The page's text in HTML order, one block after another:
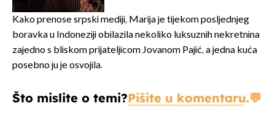
Kako prenose srpski mediji, Marija je tijekom posljednjeg
boravka u Indoneziji obilazila nekoliko luksuznih nekretnina
zajedno s bliskom prijateljicom Jovanom Pajić, a jedna kuća
posebno ju je osvojila.
Što mislite o temi?Pišite u komentaru.